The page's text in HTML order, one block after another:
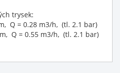
trysek:
Q = 0.28 m3/h, (tl. 2.1 bar)
Q = 0.55 m3/h, (tl. 2.1 bar)